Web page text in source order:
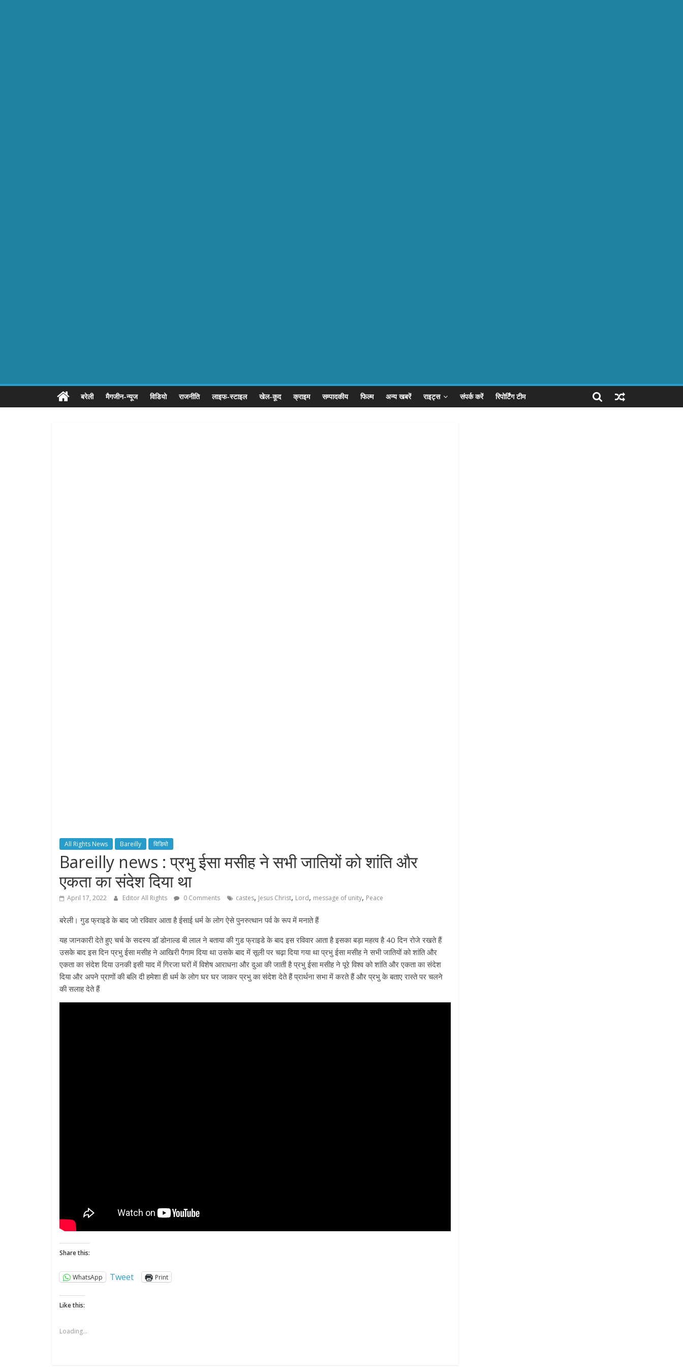
बरेली मैगजीन-न्यूज विडियो राजनीति लाइफ-स्टाइल खेल-कूद क्राइम सम्पादकीय फिल्म अन्य खबरें राइट्स संपर्क करें रिपोर्टिंग टीम
All Rights News Bareilly विडियो
Bareilly news : प्रभु ईसा मसीह ने सभी जातियों को शांति और
एकता का संदेश दिया था
April 17, 2022 Editor All Rights 0 Comments castes, Jesus Christ, Lord, message of unity, Peace
बरेली। गुड फ्राइडे के बाद जो रविवार आता है ईसाई धर्म के लोग ऐसे पुनरुत्थान पर्व के रूप में मनाते हैं
यह जानकारी देते हुए चर्च के सदस्य डॉ डोनाल्ड बी लाल ने बताया की गुड फ्राइडे के बाद इस रविवार आता है इसका बड़ा महत्व है 40 दिन रोजे रखते हैं
उसके बाद इस दिन प्रभु ईसा मसीह ने आखिरी पैगाम दिया था उसके बाद में सूली पर चढ़ा दिया गया था प्रभु ईसा मसीह ने सभी जातियों को शांति और
एकता का संदेश दिया उनकी इसी याद में गिरजा घरों में विशेष आराधना और दुआ की जाती है प्रभु ईसा मसीह ने पूरे विश्व को शांति और एकता का संदेश
दिया और अपने प्राणों की बलि दी हमेशा ही धर्म के लोग घर घर जाकर प्रभु का संदेश देते हैं प्रार्थना सभा में करते हैं और प्रभु के बताए रास्ते पर चलने
की सलाह देते हैं
Share this:
WhatsApp Tweet Print
Like this:
Loading...